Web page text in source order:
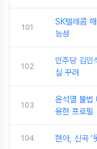
101
SK텔레콤
능성
102
민주당 김민
실 꾸려
103
윤석열 불법
용한 프로필
104 현아, 신곡 '